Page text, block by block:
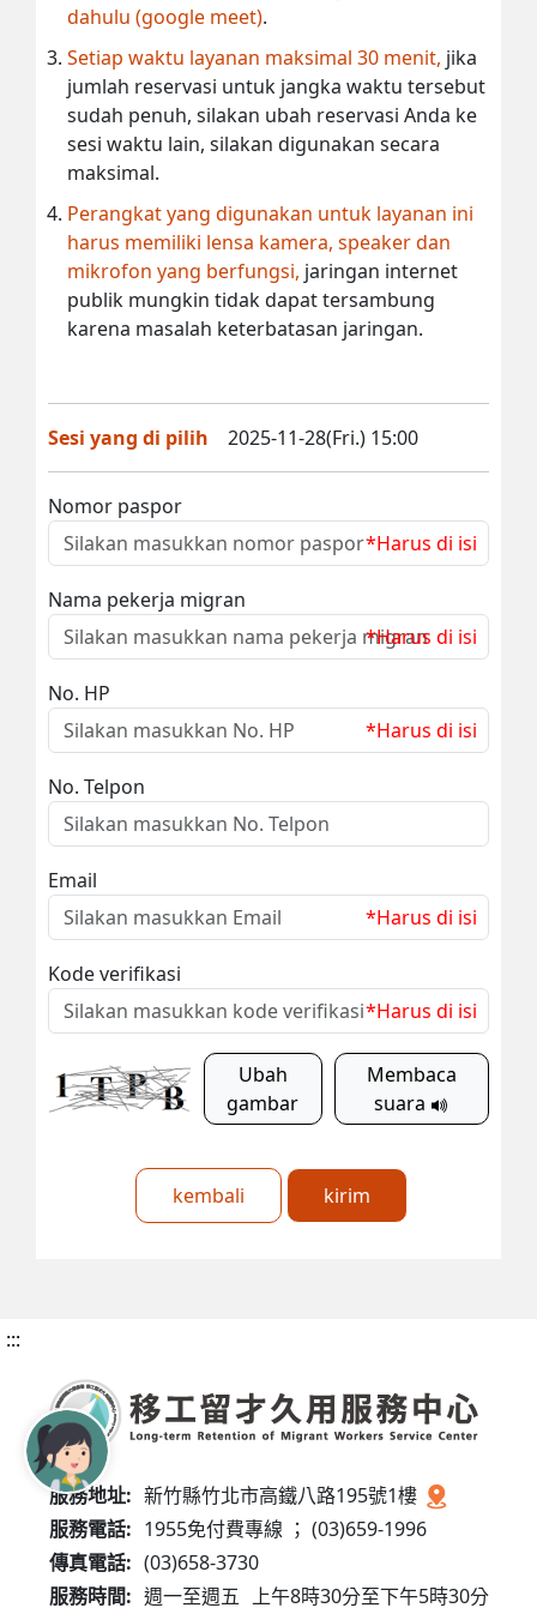
dahulu (google meet).
Setiap waktu layanan maksimal 30 menit, jika
jumlah reservasi untuk jangka waktu tersebut
sudah penuh, silakan ubah reservasi Anda ke
sesi waktu lain, silakan digunakan secara
maksimal.
Perangkat yang digunakan untuk layanan ini
harus memiliki lensa kamera, speaker dan
mikrofon yang berfungsi, jaringan internet
publik mungkin tidak dapat tersambung
karena masalah keterbatasan jaringan.
Sesi yang di pilih 2025-11-28(Fri.) 15:00
Nomor paspor
*Harus di isi
Nama pekerja migran
*Harus di isi
No. HP
*Harus di isi
No. Telpon
Email
*Harus di isi
Kode verifikasi
*Harus di isi
Ubah
gambar
Membaca
suara
kembali kirim
:::
服務地址: 新竹縣竹北市高鐵八路195號1樓
服務電話: 1955免付費專線 ； (03)659-1996
傳真電話: (03)658-3730
服務時間: 週一至週五 上午8時30分至下午5時30分